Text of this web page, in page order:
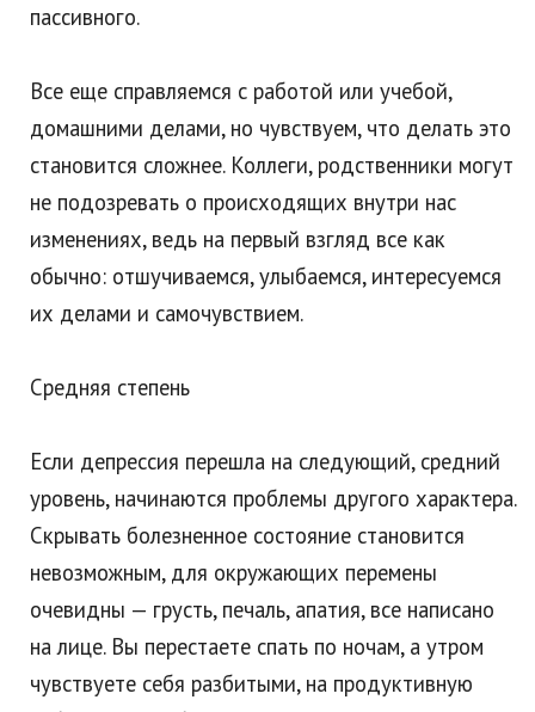
пассивного.
Все еще справляемся с работой или учебой,
домашними делами, но чувствуем, что делать это
становится сложнее. Коллеги, родственники могут
не подозревать о происходящих внутри нас
изменениях, ведь на первый взгляд все как
обычно: отшучиваемся, улыбаемся, интересуемся
их делами и самочувствием.
Средняя степень
Если депрессия перешла на следующий, средний
уровень, начинаются проблемы другого характера.
Скрывать болезненное состояние становится
невозможным, для окружающих перемены
очевидны — грусть, печаль, апатия, все написано
на лице. Вы перестаете спать по ночам, а утром
чувствуете себя разбитыми, на продуктивную